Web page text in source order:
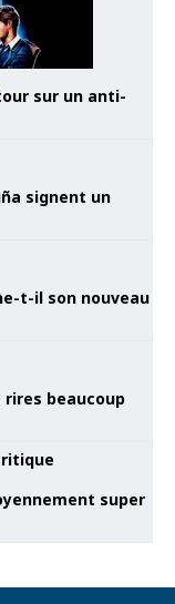
sur un anti-
signent un
t-il son nouveau
rires beaucoup
super